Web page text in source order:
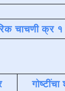
चाचणी क्र १
गोष्टींचा